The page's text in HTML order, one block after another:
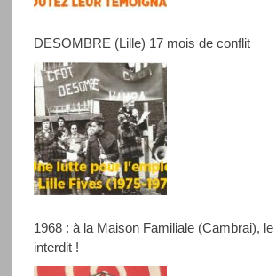
DESOMBRE (Lille) 17 mois de conflit
1968 : à la Maison Familiale (Cambrai), le syndicalisme
interdit !